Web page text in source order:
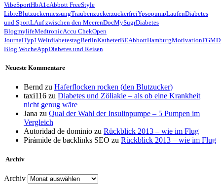
VibeSportHbA1cAbbott FreeStyle
LibreBlutzuckermessungTraubenzuckerzuckerfreiYpsopumpLaufenDiabetes
und SportLAuf zwischen den MeerenDocMySugrDiabetes
BlogmylifeMedtronicAccu ChekOpen
JournalTyp1 WeltdiabetestagBerlinKatheterBEAbbottHamburgMotivationFGM
Blog WocheAppDiabetes und Reisen
Neueste Kommentare
Bernd zu Haferflocken rocken (den Blutzucker)
taxi116 zu Diabetes und Zöliakie – als ob eine Krankheit
nicht genug wäre
Jana zu Qual der Wahl der Insulinpumpe – 5 Pumpen im
Vergleich
Autoridad de dominio zu Rückblick 2013 – wie im Flug
Pirámide de backlinks SEO zu Rückblick 2013 – wie im Flug
Archiv
Archiv